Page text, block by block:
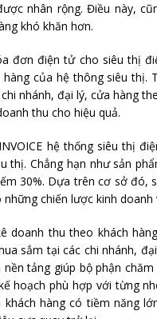
nhân rộng. Điều này,
khó khăn hơn.
đơn điện tử cho siêu thị
của hệ thông siêu
nhánh, đại lý, cửa hàng
thu cho hiệu quả.
hệ thống siêu thị
thị. Chẳng hạn như sản
30%. Dựa trên cơ sở
chiến lược kinh doanh
doanh thu theo khách
sắm tại các chi nhánh,
tảng giúp bộ phận
hoạch phù hợp với từng
hàng có tiềm năng